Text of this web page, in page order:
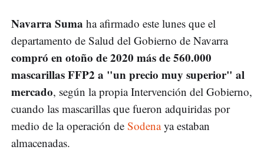
Navarra Suma ha afirmado este lunes que el
departamento de Salud del Gobierno de Navarra
compró en otoño de 2020 más de 560.000
mascarillas FFP2 a "un precio muy superior" al
mercado, según la propia Intervención del Gobierno,
cuando las mascarillas que fueron adquiridas por
medio de la operación de Sodenaya estaban
almacenadas.